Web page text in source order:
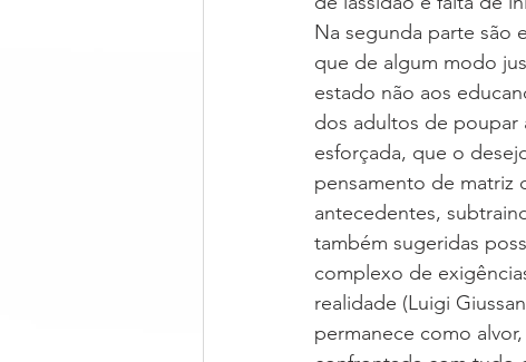
Na segunda parte são
que de algum modo
estado não aos
dos adultos de poupar
esforçada, que o
pensamento de matriz
antecedentes,
também sugeridas
complexo de
realidade (Luigi
permanece como